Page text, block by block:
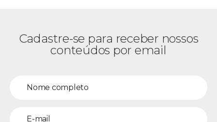
Cadastre-se para receber nossos
conteúdos por email